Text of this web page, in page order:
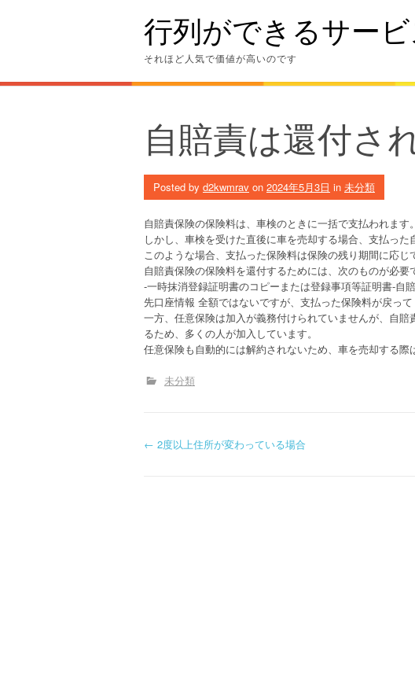
行列ができるサービ
それほど人気で価値が高いのです
自賠責は還付さ
Posted by d2kwmrav on 2024年5月3日 in 未分類
自賠責保険の保険料は、車検のときに一括で支払われます。
しかし、車検を受けた直後に車を売却する場合、支払った
このような場合、支払った保険料は保険の残り期間に応じ
自賠責保険の保険料を還付するためには、次のものが必要
-一時抹消登録証明書のコピーまたは登録事項等証明書-自
先口座情報 全額ではないですが、支払った保険料が戻っ
一方、任意保険は加入が義務付けられていませんが、自
るため、多くの人が加入しています。
任意保険も自動的には解約されないため、車を売却する際
未分類
P
← 2度以上住所が変わっている場合